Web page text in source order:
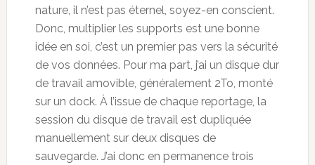
nature, il n’est pas éternel, soyez-en conscient.
Donc, multiplier les supports est une bonne
idée en soi, c’est un premier pas vers la sécurité
de vos données. Pour ma part, j’ai un disque dur
de travail amovible, généralement 2To, monté
sur un dock. À l’issue de chaque reportage, la
session du disque de travail est dupliquée
manuellement sur deux disques de
sauvegarde. J’ai donc en permanence trois